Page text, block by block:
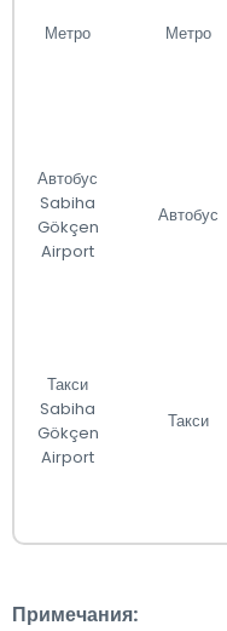
Метро Метро
Автобус
Sabiha
Gökçen
Airport
Автобус
Такси
Sabiha
Gökçen
Airport
Такси
Примечания: